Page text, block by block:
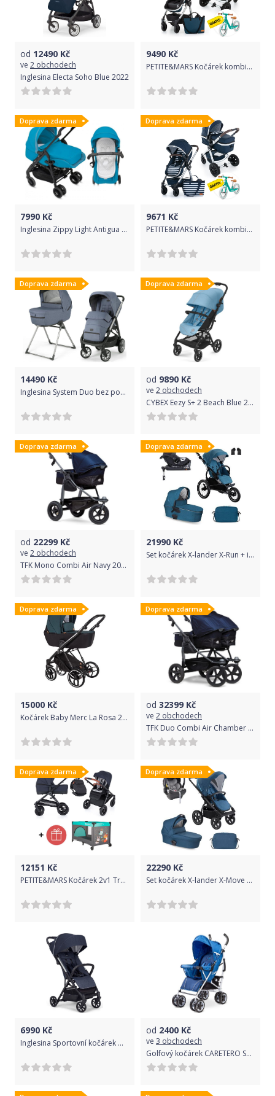
od 12490 Kč
ve 2 obchodech
Inglesina Electa Soho Blue 2022
9490 Kč
PETITE&MARS Kočárek kombinovaný 2v1 Grand II Platinum indigo + Odrážedlo Rapid Midnight Green ZDARMA
Doprava zdarma
7990 Kč
Inglesina Zippy Light Antigua Blue 2017
Doprava zdarma
9671 Kč
PETITE&MARS Kočárek kombinovaný 2v1 Grand II Heritage Voda + Odrážedlo Rapid Midnight Green ZDARMA
Doprava zdarma
14490 Kč
Inglesina System Duo bez podvozku Aptica Alaska Blue 2021
Doprava zdarma
od 9890 Kč
ve 2 obchodech
CYBEX Eezy S+ 2 Beach Blue 2022
Doprava zdarma
od 22299 Kč
ve 2 obchodech
TFK Mono Combi Air Navy 2020
Doprava zdarma
21990 Kč
Set kočárek X-lander X-Run + isofix 2021 Petrol Blue
Doprava zdarma
15000 Kč
Kočárek Baby Merc La Rosa 2020 trojkombinace s autosedačkou LR/LN10/B
Doprava zdarma
od 32399 Kč
ve 2 obchodech
TFK Duo Combi Air Chamber Navy 2020
Doprava zdarma
12151 Kč
PETITE&MARS Kočárek 2v1 Trails Anthracite Blue + PETITE&MARS Postýlka Koot - Fox Aqua ZDARMA
Doprava zdarma
22290 Kč
Set kočárek X-lander X-Move 2021 Petrol blue
6990 Kč
Inglesina Sportovní kočárek Quid2 2022 Midnight Blue
od 2400 Kč
ve 3 obchodech
Golfový kočárek CARETERO Spacer 2017 navy